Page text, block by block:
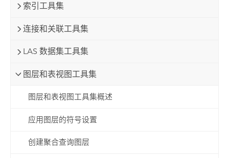
索引工具集
连接和关联工具集
LAS 数据集工具集
图层和表视图工具集
图层和表视图工具集概述
应用图层的符号设置
创建聚合查询图层